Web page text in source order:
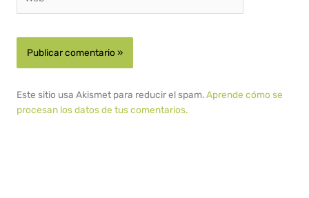
Este sitio usa Akismet para reducir el spam.Aprende cómo se
procesan los datos de tus comentarios.